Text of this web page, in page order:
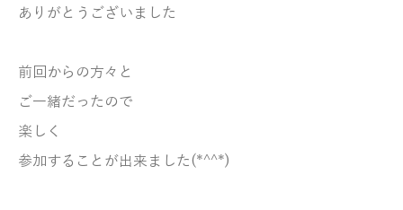
ありがとうございました
前回からの方々と
ご一緒だったので
楽しく
参加することが出来ました(*^^*)